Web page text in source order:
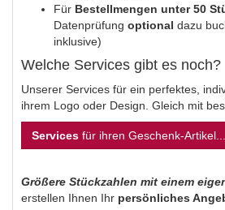
Für Bestellmengen unter 50
Datenprüfung optional dazu
inklusive)
Welche Services gibt es noch?
Unserer Services für ein perfektes,
ihrem Logo oder Design. Gleich mit
Services für ihren Geschenk-Artikel...
Größere Stückzahlen mit einem
erstellen Ihnen Ihr persönliches